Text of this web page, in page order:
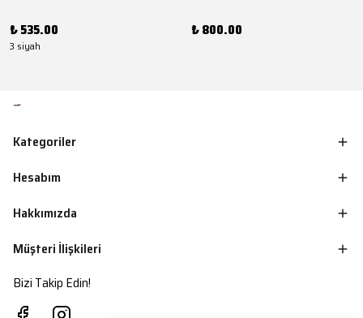
₺ 535.00
3 siyah
₺ 800.00
Kategoriler
Hesabım
Hakkımızda
Müşteri İlişkileri
Bizi Takip Edin!